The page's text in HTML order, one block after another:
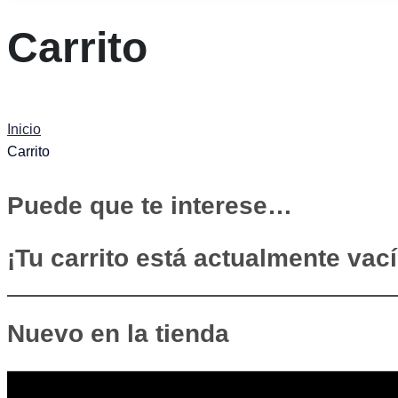
Carrito
Inicio
Carrito
Puede que te interese…
¡Tu carrito está actualmente
Nuevo en la tienda